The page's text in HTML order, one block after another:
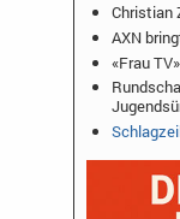
Christian
AXN
«Frau